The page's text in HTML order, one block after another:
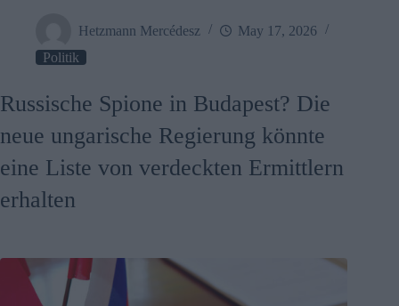
Hetzmann Mercédesz
May 17, 2026
Politik
Russische Spione in Budapest? Die
neue ungarische Regierung könnte
eine Liste von verdeckten Ermittlern
erhalten